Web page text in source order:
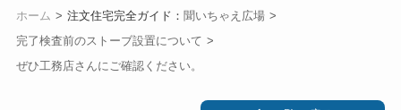
ホーム 注文住宅完全ガイド： 聞いちゃえ広場
完了検査前のストーブ設置について
ぜひ工務店さんにご確認ください。